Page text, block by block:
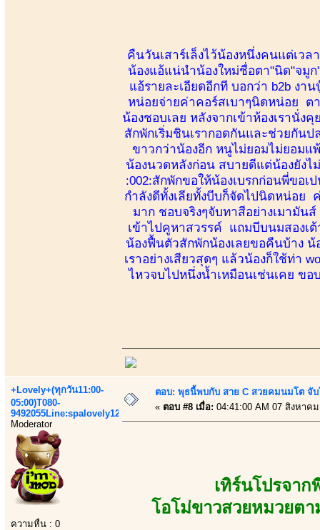
คืนวันเสาร์เล็งไว้น้องหนึ่งคนแต่เว
น้องแอ้แน่นำน้องใหม่ชื่อตา"นิด"จมู
แอ้รายละเอียดอีกที บอกว่า b2b ง
หน่อยจ่ายค่าคอร์สเบาๆนิดหน่อย ต
น้องชอบเลย หลังจากเข้าห้องเรานั่
สักพักเริ่มชินเรากอดกันและช่วยกันป
ขาวกว่าน้องอีก หนูไม่ยอมไม่ยอมแ
น้องนวดหลังก่อน สบายดีแต่น้องยังไ
:002:สักพักขอให้น้องเบรกก่อนพี่ขอเ
กำลังดีทั้งเลียทั้งบีบก็จัดไปนิดหน่อย
มาก ชอบจริงๆจับทาสีอย่างเมามัน
เข้าไปคูหาสวรรค์ แถมบีบนมสองเ
น้องฟื้นตัวสักพักน้องเลยขอคืนบ้าง น้
เราอย่างเสียวสุดๆ แล้วน้องก็ใช้ท่า
ไหวจบไปหนึ่งน้ำเหมือนเช่นเคย ข
+Lovely+(ทุกวัน11:00-
05:00)T080-
9492055Line:spalovely123
Moderator
ความหื่น : 0
ตอบ: พุธนี้พบกับ สาย C สวยคมนมโต จั
« ตอบ #8 เมื่อ: 04:41:00 AM 07 สิงหาค
เทิร์นโปรจา
โอโม่ขาวสวยหมวย